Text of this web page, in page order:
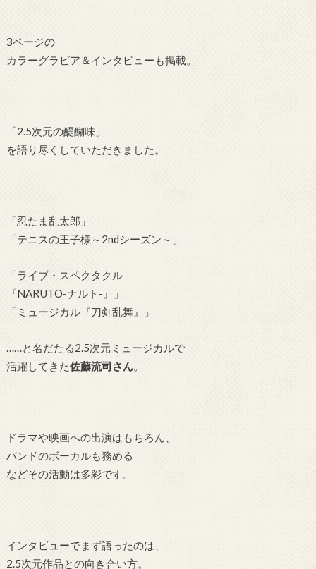
3ページの
カラーグラビア＆インタビューも掲載。
「2.5次元の醍醐味」
を語り尽くしていただきました。
「忍たま乱太郎」
「テニスの王子様～2ndシーズン～」
「ライブ・スペクタクル
『NARUTO-ナルト-』」
「ミュージカル『刀剣乱舞』」
……と名だたる2.5次元ミュージカルで
活躍してきた佐藤流司さん
ドラマや映画への出演はもちろん、
バンドのボーカルも務める
などその活動は多彩です。
インタビューでまず語ったのは、
2.5次元作品との向き合い方。